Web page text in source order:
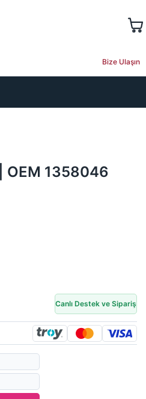
Bize Ulaşın
OEM 1358046
Canlı Destek ve Sipariş